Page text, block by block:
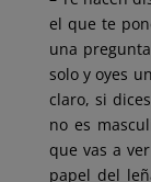
el que te
una
solo y oyes
claro, si
no es
que vas a
papel del